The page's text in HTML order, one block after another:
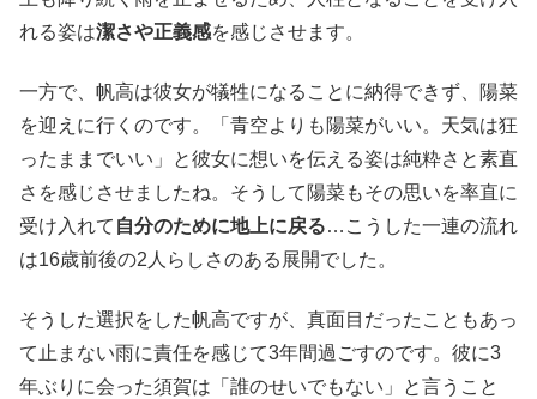
れる姿は潔さや正義感を感じさせます。
一方で、帆高は彼女が犠牲になることに納得できず、陽菜
を迎えに行くのです。「青空よりも陽菜がいい。天気は狂
ったままでいい」と彼女に想いを伝える姿は純粋さと素直
さを感じさせましたね。そうして陽菜もその思いを率直に
受け入れて 自分のために地上に戻る…こうした一連の流れ
は16歳前後の2人らしさのある展開でした。
そうした選択をした帆高ですが、真面目だったこともあっ
て止まない雨に責任を感じて3年間過ごすのです。彼に3
年ぶりに会った須賀は「誰のせいでもない」と言うこと